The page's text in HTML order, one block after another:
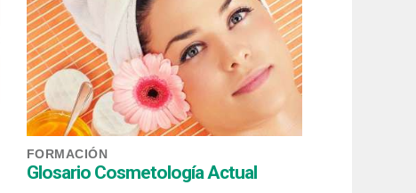
FORMACIÓN
Glosario Cosmetología Actual